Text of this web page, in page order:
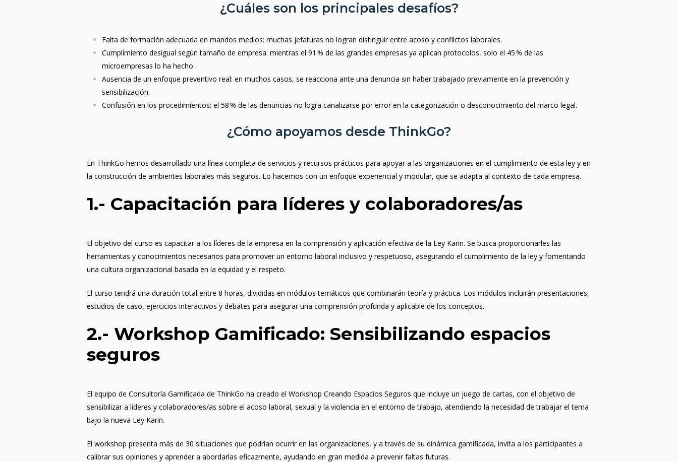
¿Cuáles son los principales desafíos?
Falta de formación adecuada en mandos medios: muchas jefaturas no logran distinguir entre acoso y conflictos laborales.
Cumplimiento desigual según tamaño de empresa: mientras el 91 % de las grandes empresas ya aplican protocolos, solo el 45 % de las
microempresas lo ha hecho.
Ausencia de un enfoque preventivo real: en muchos casos, se reacciona ante una denuncia sin haber trabajado previamente en la prevención y
sensibilización.
Confusión en los procedimientos: el 58 % de las denuncias no logra canalizarse por error en la categorización o desconocimiento del marco legal.
¿Cómo apoyamos desde ThinkGo?
En ThinkGo hemos desarrollado una línea completa deservicios y recursos prácticos para apoyar a las organizaciones en el cumplimiento de esta ley y en
la construcción de ambientes laborales más seguros. Lo hacemos con un enfoque experiencial y modular, que se adapta al contexto de cada empresa.
1.- Capacitación para líderes y colaboradores/as
El objetivo del curso es capacitar a los líderes de la empresa en la comprensión y aplicación efectiva de la Ley Karin. Se busca proporcionarles las
herramientas y conocimientos necesarios para promover un entorno laboral inclusivo y respetuoso, asegurando el cumplimiento de la ley y fomentando
una cultura organizacional basada en la equidad y el respeto.
El curso tendrá una duración total entre 8 horas, divididas en módulos temáticos que combinarán teoría y práctica. Los módulos incluirán presentaciones,
estudios de caso, ejercicios interactivos y debates para asegurar una comprensión profunda y aplicable de los conceptos.
2.- Workshop Gamificado: Sensibilizando espacios
seguros
El equipo de Consultoría Gamificada de ThinkGo ha creado el Workshop Creando Espacios Seguros que incluye un juego de cartas, con el objetivo de
sensibilizar a líderes y colaboradores/as sobre el acoso laboral, sexual y la violencia en el entorno de trabajo, atendiendo la necesidad de trabajar el tema
bajo la nueva Ley Karin.
El workshop presenta más de 30 situaciones que podrían ocurrir en las organizaciones, y a través de su dinámica gamificada, invita a los participantes a
calibrar sus opiniones y aprender a abordarlas eficazmente, ayudando en gran medida a prevenir faltas futuras.